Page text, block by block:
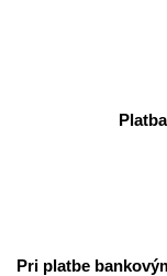
Pri platbe